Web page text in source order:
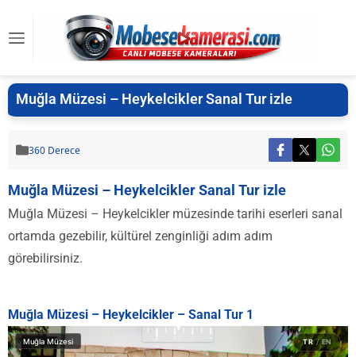
Muğla Müzesi – Heykelcikler Sanal Tur izle
360 Derece
Muğla Müzesi – Heykelcikler Sanal Tur izle
Muğla Müzesi – Heykelcikler müzesinde tarihi eserleri sanal
ortamda gezebilir, kültürel zenginliği adım adım
görebilirsiniz.
Muğla Müzesi – Heykelcikler – Sanal Tur 1